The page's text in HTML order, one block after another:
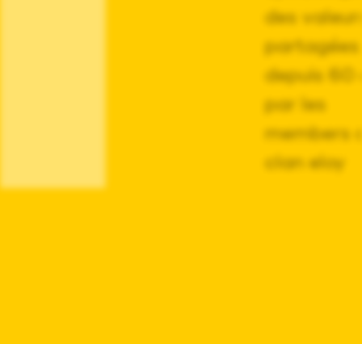
des
partagées
depuis 60
par les
members
clan eloy